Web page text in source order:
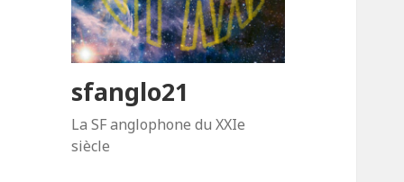
sfanglo21
La SF anglophone du XXIe
siècle